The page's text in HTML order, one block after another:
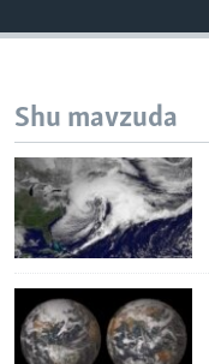
Shu mavzuda